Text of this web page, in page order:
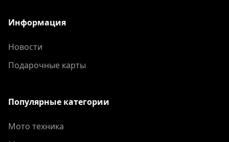
Информация
Новости
Подарочные карты
Популярные категории
Мото техника